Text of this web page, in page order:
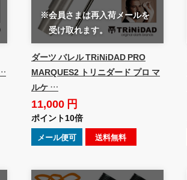
※会員さまは再入荷メールを
受け取れます。
ダーツ バレル TRiNiDAD PRO
MARQUES2 トリニダード プロ マ
ルケ …
11,000 円
ポイント10倍
メール便可 送料無料